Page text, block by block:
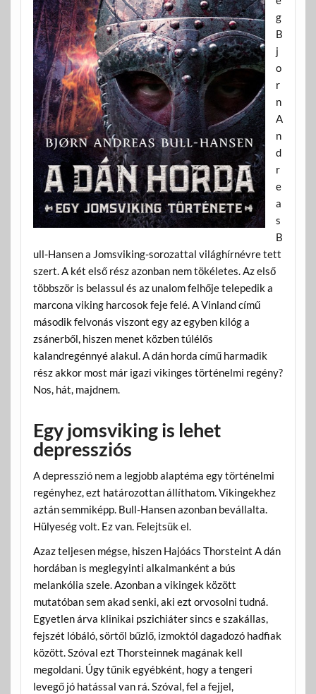
g
B
j
o
r
n
A
n
d
r
e
a
s
B
ull-Hansen a Jomsviking-sorozattal világhírnévre tett
szert. A két első rész azonban nem tökéletes. Az első
többször is belassul és az unalom felhője telepedik a
marcona viking harcosok feje felé. A Vinland című
második felvonás viszont egy az egyben kilóg a
zsánerből, hiszen menet közben túlélős
kalandregénnyé alakul. A dán horda című harmadik
rész akkor most már igazi vikinges történelmi regény?
Nos, hát, majdnem.
Egy jomsviking is lehet
depressziós
A depresszió nem a legjobb alaptéma egy történelmi
regényhez, ezt határozottan állíthatom. Vikingekhez
aztán semmiképp. Bull-Hansen azonban bevállalta.
Hülyeség volt. Ez van. Felejtsük el.
Azaz teljesen mégse, hiszen Hajóács Thorsteint A dán
hordában is meglegyinti alkalmanként a bús
melankólia szele. Azonban a vikingek között
mutatóban sem akad senki, aki ezt orvosolni tudná.
Egyetlen árva klinikai pszichiáter sincs e szakállas,
fejszét lóbáló, sörtől bűzlő, izmoktól dagadozó hadfiak
között. Szóval ezt Thorsteinnek magának kell
megoldani. Úgy tűnik egyébként, hogy a tengeri
levegő jó hatással van rá. Szóval, fel a fejjel,